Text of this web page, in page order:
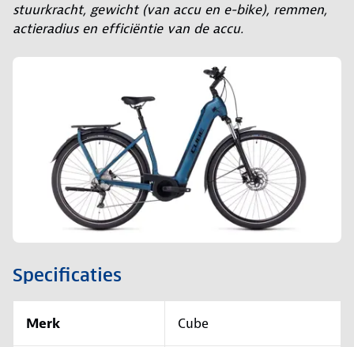
stuurkracht, gewicht (van accu en e-bike), remmen,
actieradius en efficiëntie van de accu.
Specificaties
Merk Cube